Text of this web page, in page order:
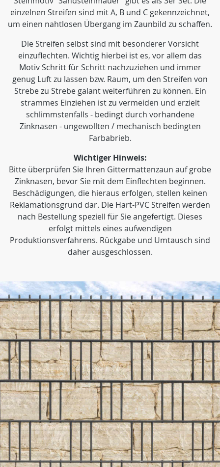
einzelnen Streifen sind mit A, B und C gekennzeichnet,
um einen nahtlosen Übergang im Zaunbild zu schaffen.
Die Streifen selbst sind mit besonderer Vorsicht
einzuflechten. Wichtig hierbei ist es, vor allem das
Motiv Schritt für Schritt nachzuziehen und immer
genug Luft zu lassen bzw. Raum, um den Streifen von
Strebe zu Strebe galant weiterführen zu können. Ein
strammes Einziehen ist zu vermeiden und erzielt
schlimmstenfalls - bedingt durch vorhandene
Zinknasen - ungewollten / mechanisch bedingten
Farbabrieb.
Wichtiger Hinweis:
Bitte überprüfen Sie Ihren Gittermattenzaun auf grobe
Zinknasen, bevor Sie mit dem Einflechten beginnen.
Beschädigungen, die hieraus erfolgen, stellen keinen
Reklamationsgrund dar. Die Hart-PVC Streifen werden
nach Bestellung speziell für Sie angefertigt. Dieses
erfolgt mittels eines aufwendigen
Produktionsverfahrens. Rückgabe und Umtausch sind
daher ausgeschlossen.